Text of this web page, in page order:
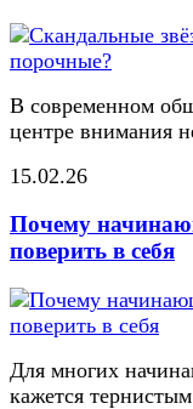
В современном
центре внимания
15.02.26
Почему
поверить в себя
Для многих
кажется